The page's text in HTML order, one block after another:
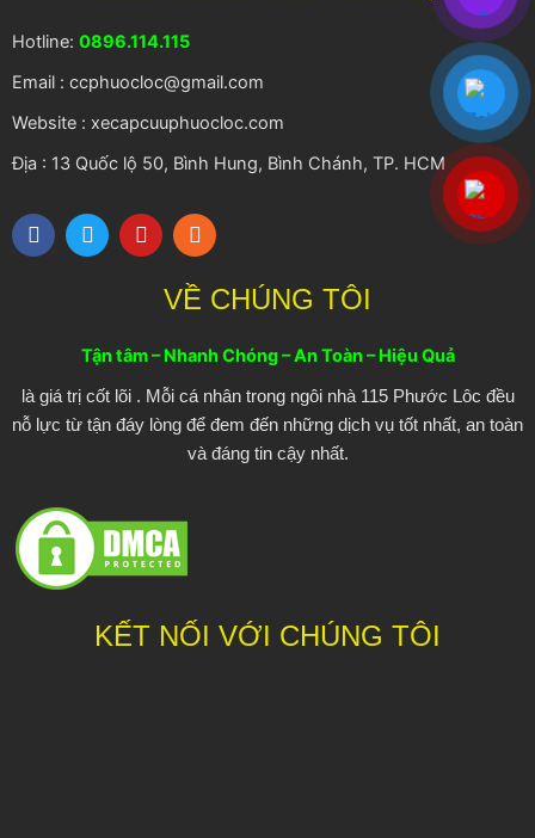
Hotline: 0896.114.115
Email : ccphuocloc@gmail.com
Website : xecapcuuphuocloc.com
Địa : 13 Quốc lộ 50, Bình Hung, Bình Chánh, TP. HCM
F
a
T
w
r
Y
o
e
R
s
VỀ CHÚNG TÔI
Tận tâm – Nhanh Chóng – An Toàn – Hiệu Quả
là giá trị cốt lõi . Mỗi cá nhân trong ngôi nhà 115 Phước Lôc đều
nỗ lực từ tận đáy lòng để đem đến những dịch vụ tốt nhất, an toàn
và đáng tin cậy nhất.
KẾT NỐI VỚI CHÚNG TÔI